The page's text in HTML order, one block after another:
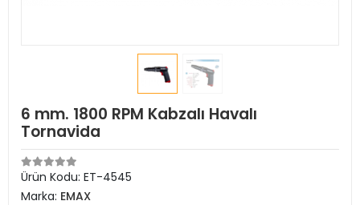
6 mm. 1800 RPM Kabzalı Havalı
Tornavida
Ürün Kodu: ET-4545
Marka: EMAX